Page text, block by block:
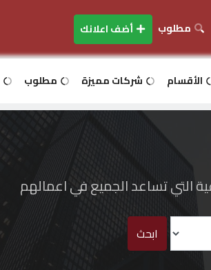
مطلوب أضف اعلانك
الأقسام شركات مميزة مطلوب
التي تساعد الجميع في اعمالهم
ابحث